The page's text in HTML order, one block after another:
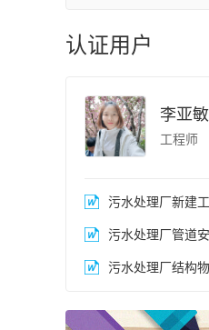
认证用户
李亚敏
工程师
污水处理厂新建
污水处理厂管道
污水处理厂结构